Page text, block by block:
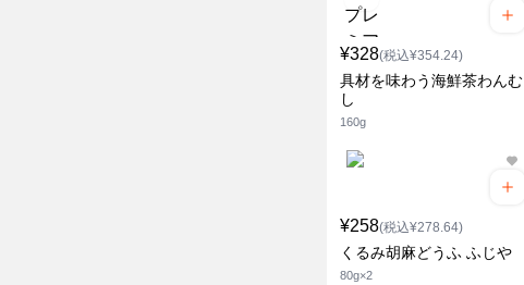
¥328(税込¥354.24)
具材を味わう海鮮茶わんむ
し
160g
¥258(税込¥278.64)
くるみ胡麻どうふ ふじや
80g×2